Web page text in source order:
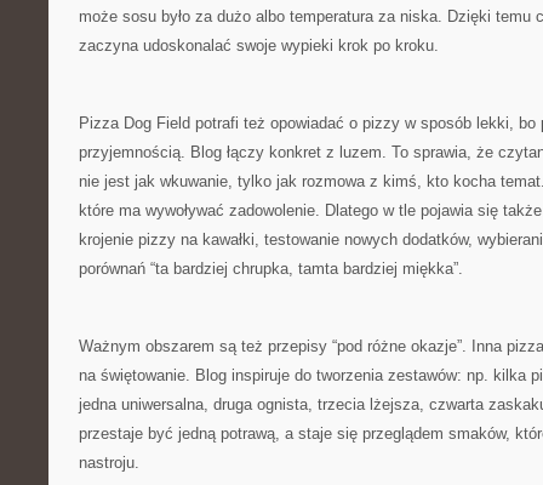
może sosu było za dużo albo temperatura za niska. Dzięki temu
zaczyna udoskonalać swoje wypieki krok po kroku.
Pizza Dog Field potrafi też opowiadać o pizzy w sposób lekki,
przyjemnością. Blog łączy konkret z luzem. To sprawia, że
nie jest jak wkuwanie, tylko jak rozmowa z kimś, kto kocha
które ma wywoływać zadowolenie. Dlatego w tle pojawia się
krojenie pizzy na kawałki, testowanie nowych dodatków,
porównań “ta bardziej chrupka, tamta bardziej miękka”.
Ważnym obszarem są też przepisy “pod różne okazje”. Inna
na świętowanie. Blog inspiruje do tworzenia zestawów: np. kilka
jedna uniwersalna, druga ognista, trzecia lżejsza, czwarta
przestaje być jedną potrawą, a staje się przeglądem smaków,
nastroju.